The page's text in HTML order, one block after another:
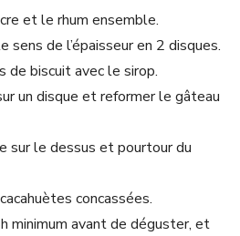
et le rhum ensemble.
sens de l’épaisseur en 2 disques.
de biscuit avec le sirop.
un disque et reformer le gâteau
sur le dessus et pourtour du
concassées.
minimum avant de déguster, et